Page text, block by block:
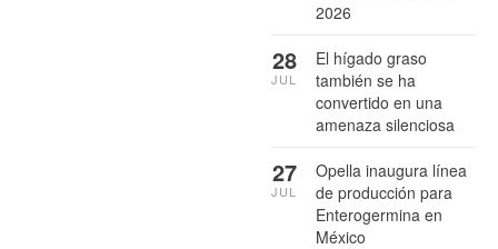
2026
El hígado graso
también se ha
convertido en una
amenaza silenciosa
28
JUL
Opella inaugura línea
de producción para
Enterogermina en
México
27
JUL